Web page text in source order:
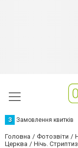
З Замовлення квитків
Головна Фотозвіти
Церква
Нічь.